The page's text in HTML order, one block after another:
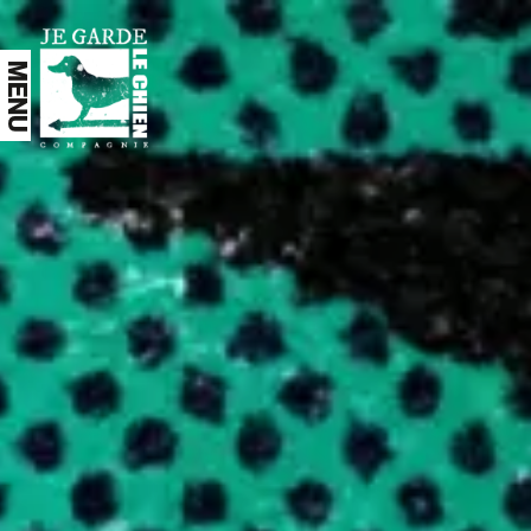
Aller au contenu principal